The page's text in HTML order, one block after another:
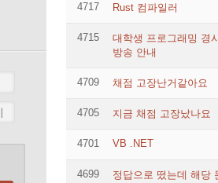
4717 Rust 컴파일러
4715
대학생 프로그래밍 경
방송 안내
4709 채점 고장난거같아요
4705 지금 채점 고장났나요
4701 VB .NET
4699 정답으로 떴는데 해당